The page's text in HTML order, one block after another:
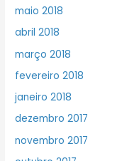
maio 2018
abril 2018
março 2018
fevereiro 2018
janeiro 2018
dezembro 2017
novembro 2017